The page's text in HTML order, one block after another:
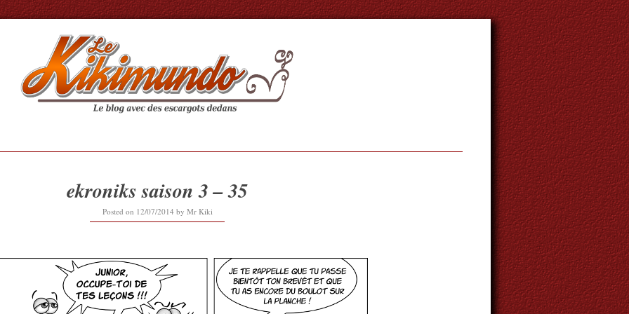
ekroniks saison 3 – 35
Posted on 12/07/201412/07/2014
by Mr Kiki